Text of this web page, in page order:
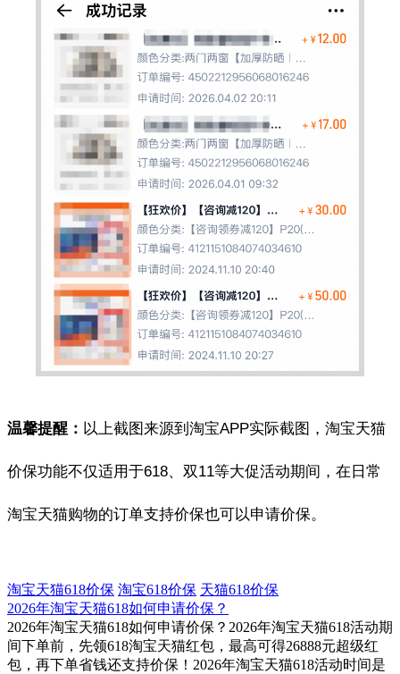
温馨提醒： 以上截图来源到淘宝APP实际截图，淘宝天猫
价保功能不仅适用于618、双11等大促活动期间，在日常
淘宝天猫购物的订单支持价保也可以申请价保。
淘宝天猫618价保 淘宝618价保 天猫618价保
2026年淘宝天猫618如何申请价保？
2026年淘宝天猫618如何申请价保？2026年淘宝天猫618活动期
间下单前，先领618淘宝天猫红包，最高可得26888元超级红
包，再下单省钱还支持价保！2026年淘宝天猫618活动时间是